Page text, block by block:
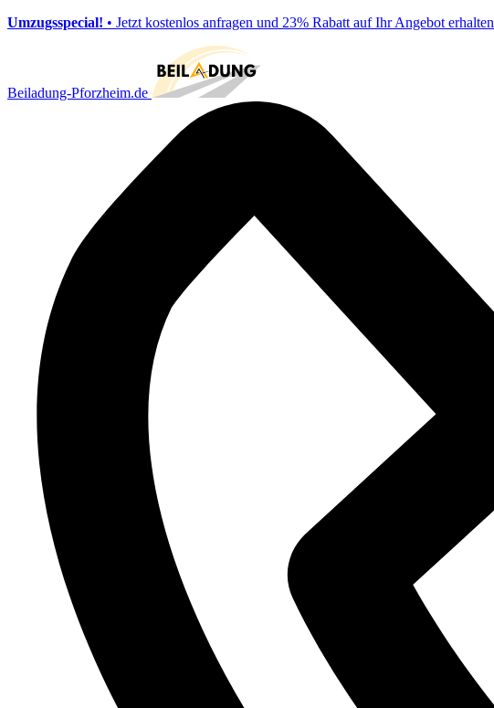
Umzugsspecial! • Jetzt kostenlos anfragen und 23% Rabatt auf Ihr Angebot
Beiladung-Pforzheim.de